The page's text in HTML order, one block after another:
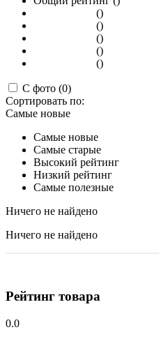
()
()
()
()
()
С фото (0)
Сортировать по:
Самые новые
Самые новые
Самые старые
Высокий рейтинг
Низкий рейтинг
Самые полезные
Ничего не найдено
Ничего не найдено
Рейтинг товара
0.0